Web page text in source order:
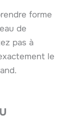
forme
de
pas à
le